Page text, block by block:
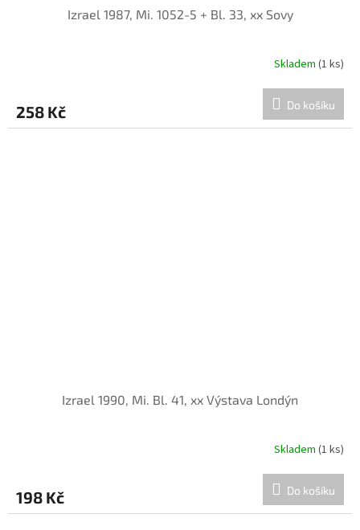
Izrael 1987, Mi. 1052-5 + Bl. 33, xx Sovy
Skladem (1 ks)
258 Kč Do košíku
Izrael 1990, Mi. Bl. 41, xx Výstava Londýn
Skladem (1 ks)
198 Kč Do košíku